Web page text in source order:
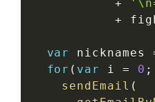
+
+
var nicknames
for ( var i = 0 ;
sendEmail (